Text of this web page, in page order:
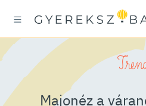
Majonéz a